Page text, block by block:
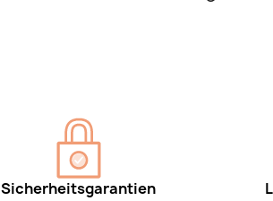
Sicherheitsgarantien